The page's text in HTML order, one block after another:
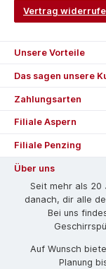
Vertrag
Unsere Vorteile
Das sagen unsere
Zahlungsarten
Filiale Aspern
Filiale Penzing
Über uns
Seit mehr als 20
danach, dir alle
Bei uns
Auf Wunsch
Planung